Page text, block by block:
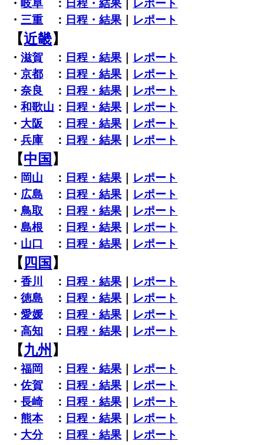
・岐阜 ： 日程・結果｜ レポート
・三重 ： 日程・結果｜ レポート
【近畿】
・滋賀 ： 日程・結果｜ レポート
・京都 ： 日程・結果｜ レポート
・奈良 ： 日程・結果｜ レポート
・和歌山 ： 日程・結果｜ レポート
・ 大阪 ： 日程・結果｜ レポート
・兵庫 ： 日程・結果｜ レポート
【中国 】
・ 岡山 ： 日程・結果｜ レポート
・ 広島 ： 日程・結果｜ レポート
・鳥取 ： 日程・結果｜ レポート
・島根 ： 日程・結果｜ レポート
・ 山口 ： 日程・結果｜ レポート
【 四国 】
・香川 ： 日程・結果｜ レポート
・徳島 ： 日程・結果｜ レポート
・愛媛 ： 日程・結果｜ レポート
・高知 ： 日程・結果｜ レポート
【九州 】
・福岡 ： 日程・結果｜ レポート
・佐賀 ： 日程・結果｜ レポート
・長崎： 日程・結果｜ レポート
・ 熊本： 日程・結果｜ レポート
・ 大分： 日程・結果｜ レポート